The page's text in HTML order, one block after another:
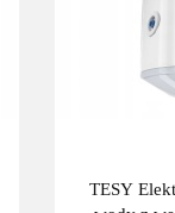
TESY